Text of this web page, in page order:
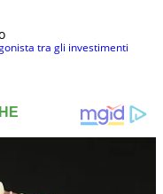
tra gli investimenti